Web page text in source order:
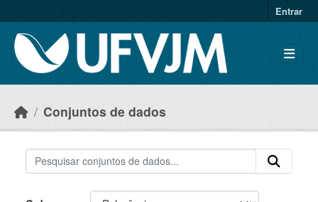
Entrar
Conjuntos de dados